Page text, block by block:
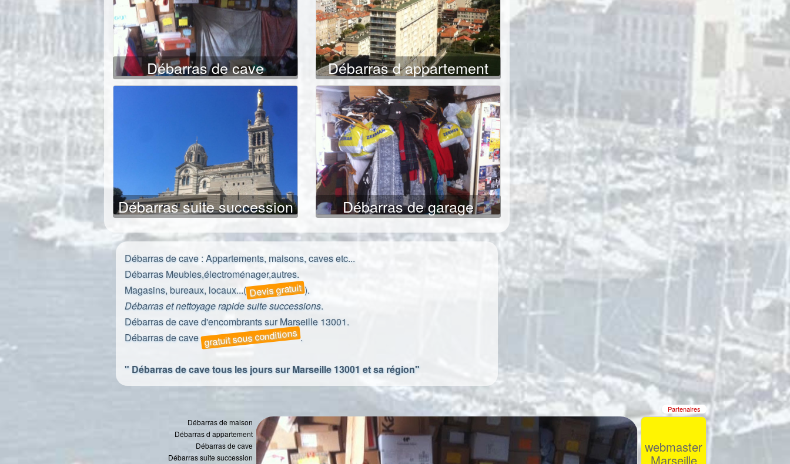
Débarras de cave Débarras d appartement
Débarras suite succession Débarras de garage
Débarras de cave : Appartements, maisons, caves etc...
Débarras Meubles,électroménager,autres.
Magasins, bureaux, locaux...(Devis gratuit).
Débarras et nettoyage rapide suite successions.
Débarras de cave d'encombrants sur Marseille 13001.
Débarras de cavegratuit sous conditions.
" Débarras de cave tous les jours sur Marseille 13001 et sa région"
Partenaires
webmaster
Marseille
Débarras de maison
Débarras d appartement
Débarras de cave
Débarras suite succession